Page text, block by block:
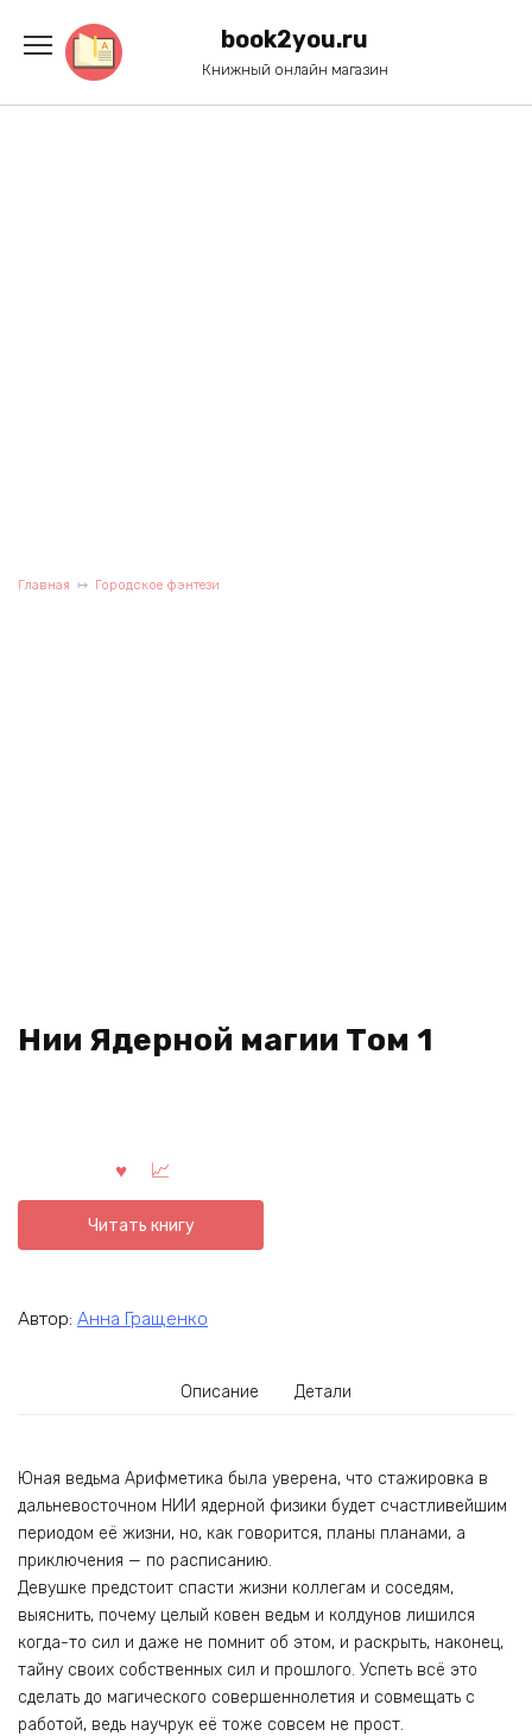
содержанию
book2you.ru
Книжный онлайн магазин
Главная Городское фэнтези
Нии Ядерной магии Том 1
Читать книгу
Автор: Анна Гращенко
Описание Детали
Юная ведьма Арифметика была уверена, что стажировка в
дальневосточном НИИ ядерной физики будет счастливейшим
периодом её жизни, но, как говорится, планы планами, а
приключения — по расписанию.
Девушке предстоит спасти жизни коллегам и соседям,
выяснить, почему целый ковен ведьм и колдунов лишился
когда-то сил и даже не помнит об этом, и раскрыть, наконец,
тайну своих собственных сил и прошлого. Успеть всё это
сделать до магического совершеннолетия и совмещать с
работой, ведь научрук её тоже совсем не прост.